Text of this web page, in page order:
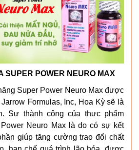
SUPER POWER NEURO MAX
Super Power Neuro Max được
Formulas, Inc, Hoa Kỳ sẽ là
Sự thành công của thực phẩm
Neuro Max là do có sự kết
giúp tăng cường trao đổi chất